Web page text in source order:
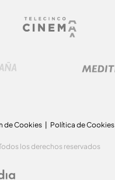
de Cookies Política de Cookies
los derechos reservados